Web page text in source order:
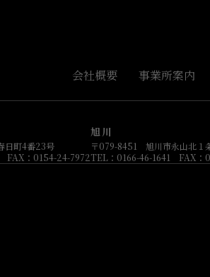
会社概要 事業所案内
町4番23号
：0154-24-7972
旭川
〒079-8451 旭川市永山北１
TEL：0166-46-1641 FAX：